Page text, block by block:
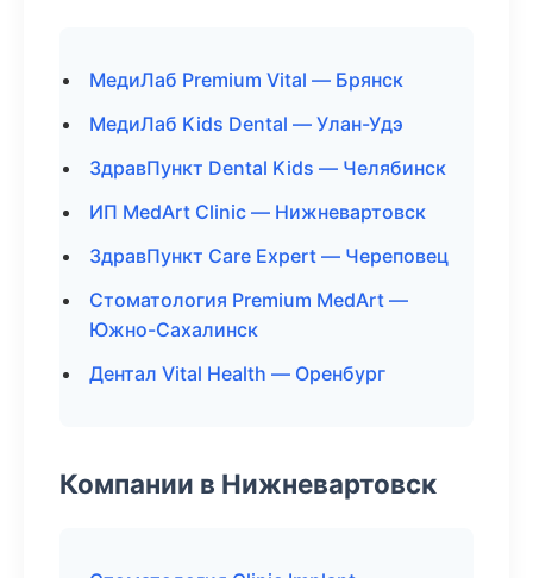
МедиЛаб Premium Vital — Брянск
МедиЛаб Kids Dental — Улан-Удэ
ЗдравПункт Dental Kids — Челябинск
ИП MedArt Clinic — Нижневартовск
ЗдравПункт Care Expert — Череповец
Стоматология Premium MedArt —
Южно-Сахалинск
Дентал Vital Health — Оренбург
Компании в Нижневартовск